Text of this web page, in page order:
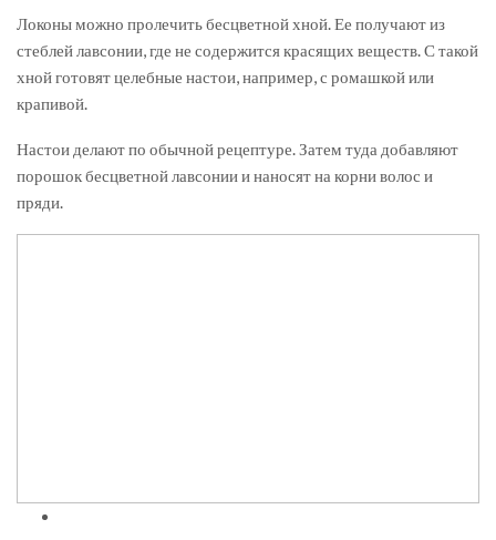
Локоны можно пролечить бесцветной хной. Ее получают из
стеблей лавсонии, где не содержится красящих веществ. С такой
хной готовят целебные настои, например, с ромашкой или
крапивой.
Настои делают по обычной рецептуре. Затем туда добавляют
порошок бесцветной лавсонии и наносят на корни волос и
пряди.